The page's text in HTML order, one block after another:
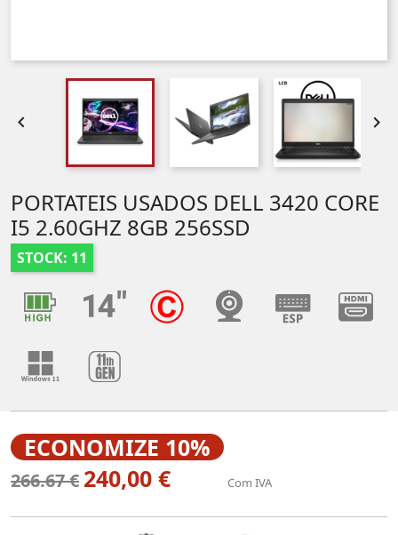
 
PORTATEIS USADOS DELL 3420 CORE
I5 2.60GHZ 8GB 256SSD
STOCK: 11
ECONOMIZE 10%
266.67 € 240,00 € Com IVA